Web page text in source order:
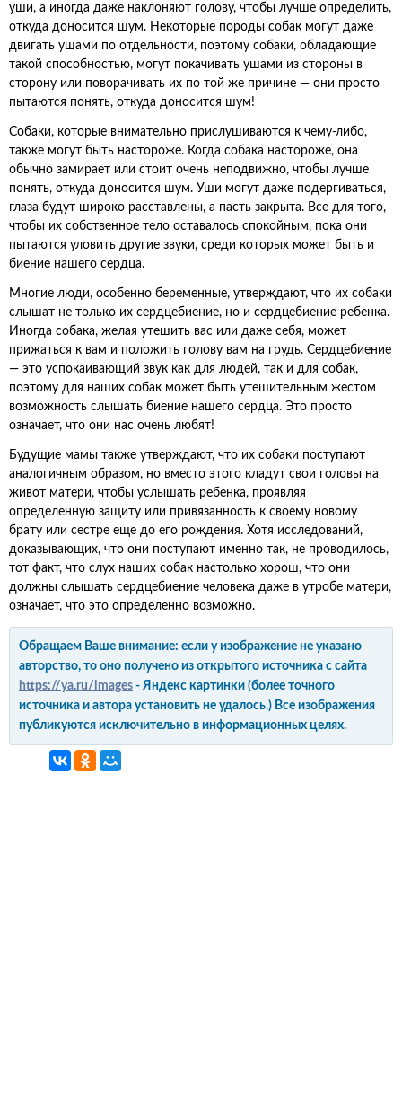
уши, а иногда даже наклоняют голову, чтобы лучше определить,
откуда доносится шум. Некоторые породы собак могут даже
двигать ушами по отдельности, поэтому собаки, обладающие
такой способностью, могут покачивать ушами из стороны в
сторону или поворачивать их по той же причине — они просто
пытаются понять, откуда доносится шум!
Собаки, которые внимательно прислушиваются к чему-либо,
также могут быть настороже. Когда собака настороже, она
обычно замирает или стоит очень неподвижно, чтобы лучше
понять, откуда доносится шум. Уши могут даже подергиваться,
глаза будут широко расставлены, а пасть закрыта. Все для того,
чтобы их собственное тело оставалось спокойным, пока они
пытаются уловить другие звуки, среди которых может быть и
биение нашего сердца.
Многие люди, особенно беременные, утверждают, что их собаки
слышат не только их сердцебиение, но и сердцебиение ребенка.
Иногда собака, желая утешить вас или даже себя, может
прижаться к вам и положить голову вам на грудь. Сердцебиение
— это успокаивающий звук как для людей, так и для собак,
поэтому для наших собак может быть утешительным жестом
возможность слышать биение нашего сердца. Это просто
означает, что они нас очень любят!
Будущие мамы также утверждают, что их собаки поступают
аналогичным образом, но вместо этого кладут свои головы на
живот матери, чтобы услышать ребенка, проявляя
определенную защиту или привязанность к своему новому
брату или сестре еще до его рождения. Хотя исследований,
доказывающих, что они поступают именно так, не проводилось,
тот факт, что слух наших собак настолько хорош, что они
должны слышать сердцебиение человека даже в утробе матери,
означает, что это определенно возможно.
Обращаем Ваше внимание: если у изображение не указано
авторство, то оно получено из открытого источника с сайта
https://ya.ru/images - Яндекс картинки (более точного
источника и автора установить не удалось.) Все изображения
публикуются исключительно в информационных целях.